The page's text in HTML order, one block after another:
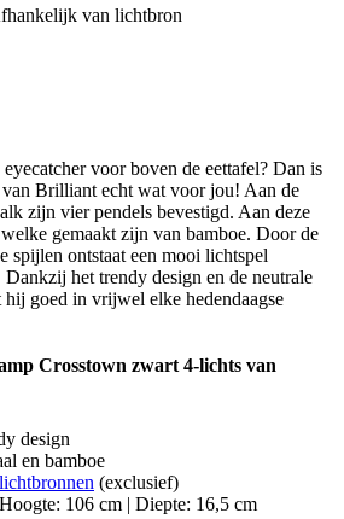
van lichtbron
voor boven de eettafel? Dan is
Brilliant echt wat voor jou! Aan de
zijn vier pendels bevestigd. Aan deze
gemaakt zijn van bamboe. Door de
spijlen ontstaat een mooi lichtspel
het trendy design en de neutrale
hij goed in vrijwel elke hedendaagse
Crosstown zwart 4-lichts van
design
en bamboe
(exclusief)
106 cm | Diepte: 16,5 cm